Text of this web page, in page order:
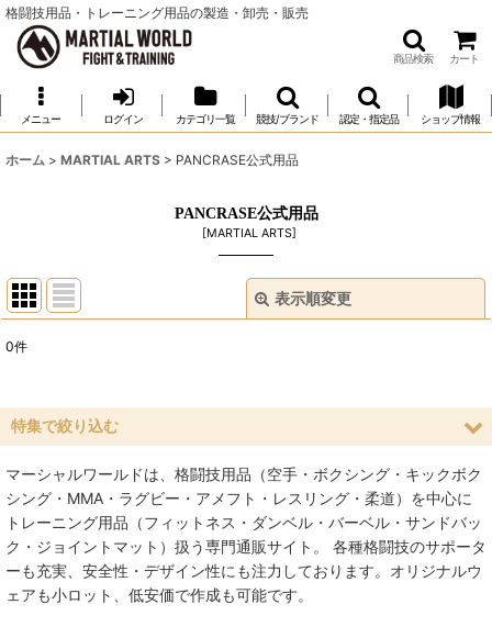
格闘技用品・トレーニング用品の製造・卸売・販売
商品検索 カート
メニュー ログイン カテゴリ一覧 競技/ブランド 認定・指定品 ショップ情報
ホーム > MARTIAL ARTS > PANCRASE公式用品
PANCRASE公式用品
[MARTIAL ARTS]
表示順変更
並び順:
絞り込む
0件
特集で絞り込む
空手
MMA総合格闘技
柔術
マーシャルワールドは、格闘技用品（空手・ボクシング・キックボク
シング・MMA・ラグビー・アメフト・レスリング・柔道）を中心に
トレーニング用品（フィットネス・ダンベル・バーベル・サンドバッ
ク・ジョイントマット）扱う専門通販サイト。 各種格闘技のサポータ
ーも充実、安全性・デザイン性にも注力しております。オリジナルウ
ェアも小ロット、低安価で作成も可能です。